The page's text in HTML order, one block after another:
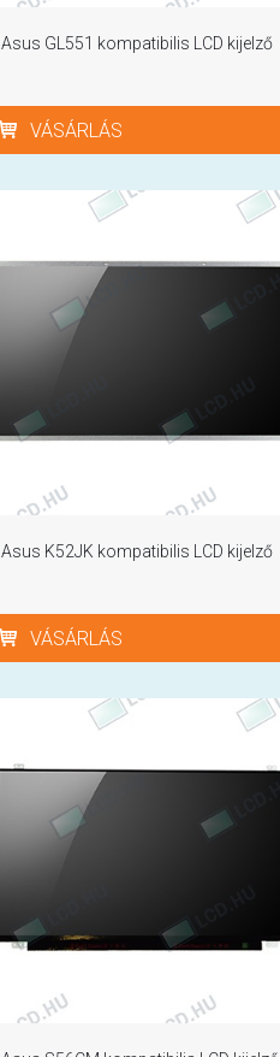
Asus GL551 kompatibilis LCD kijelző
VÁSÁRLÁS
Asus K52JK kompatibilis LCD kijelző
VÁSÁRLÁS